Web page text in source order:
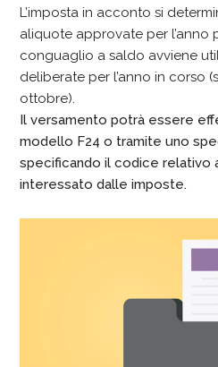
L’imposta in acconto si
aliquote approvate per l’anno
conguaglio a saldo avviene
deliberate per l’anno in corso
ottobre).
Il versamento potrà essere
modello F24 o tramite uno
specificando il codice relativo
interessato dalle imposte.